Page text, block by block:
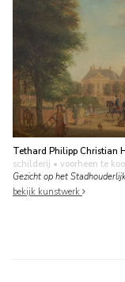
Tethard Philipp Christian
schilderij • voorheen te
Gezicht op het
bekijk kunstwerk